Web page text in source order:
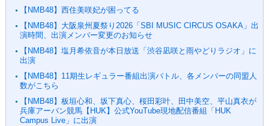
【NMB48】西住美咲妃が困ってる
【NMB48】大阪泉州夏祭り2026「SBI MUSIC CIRCUS OSAKA」出
演時間、出演メンバー変更のお知らせ
【NMB48】塩月希依音が本日放送「渋谷凪咲と雨やどりラジオ」に
出演
【NMB48】11期生レギュラー番組出演バトル、各メンバーの同盟人
数がこちら
【NMB48】板垣心和、坂下真心、桜田彩叶、田中美空、平山真衣が
兵庫アーバン競馬【HUK】公式YouTube現地配信番組「HUK
Campus Live」に出演